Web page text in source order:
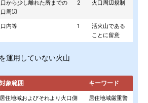
から少し離れた所までの
周辺
2 火口周辺規制
内等 1
活火山である
ことに留意
運用していない火山
対象範囲 キーワード
居住地域およびそれより火口側
居住地域厳重警